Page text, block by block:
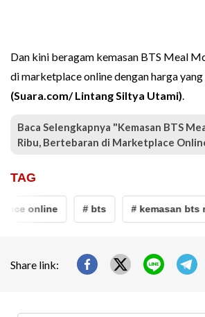
Dan kini beragam kemasan BTS Meal
di marketplace online dengan harga
(Suara.com/ Lintang Siltya Utami).
Baca Selengkapnya "Kemasan BTS
Ribu, Bertebaran di Marketplace
TAG
online # bts # kemasan bts
Share link: